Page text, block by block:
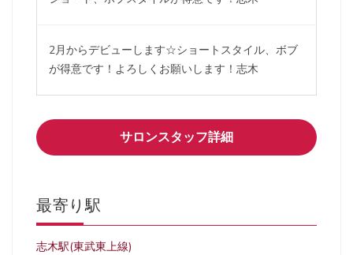
2月からデビューします☆ショートスタイル、ボブ
が得意です！よろしくお願いします！志木
サロンスタッフ詳細
最寄り駅
志木駅(東武東上線)